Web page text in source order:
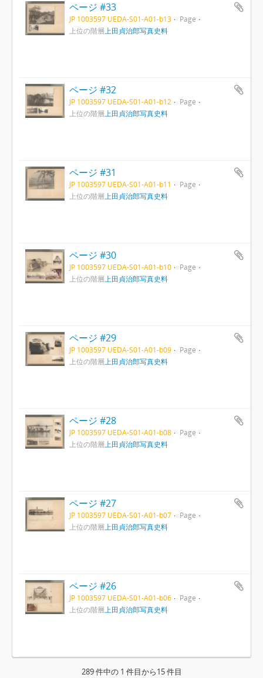
ページ #33
JP 1003597 UEDA-S01-A01-b13
Page
上位の階層上田貞治郎写真史料
ページ #32
JP 1003597 UEDA-S01-A01-b12
Page
上位の階層上田貞治郎写真史料
ページ #31
JP 1003597 UEDA-S01-A01-b11
Page
上位の階層上田貞治郎写真史料
ページ #30
JP 1003597 UEDA-S01-A01-b10
Page
上位の階層上田貞治郎写真史料
ページ #29
JP 1003597 UEDA-S01-A01-b09
Page
上位の階層上田貞治郎写真史料
ページ #28
JP 1003597 UEDA-S01-A01-b08
Page
上位の階層上田貞治郎写真史料
ページ #27
JP 1003597 UEDA-S01-A01-b07
Page
上位の階層上田貞治郎写真史料
ページ #26
JP 1003597 UEDA-S01-A01-b06
Page
上位の階層上田貞治郎写真史料
289 件中の 1 件目から15 件目